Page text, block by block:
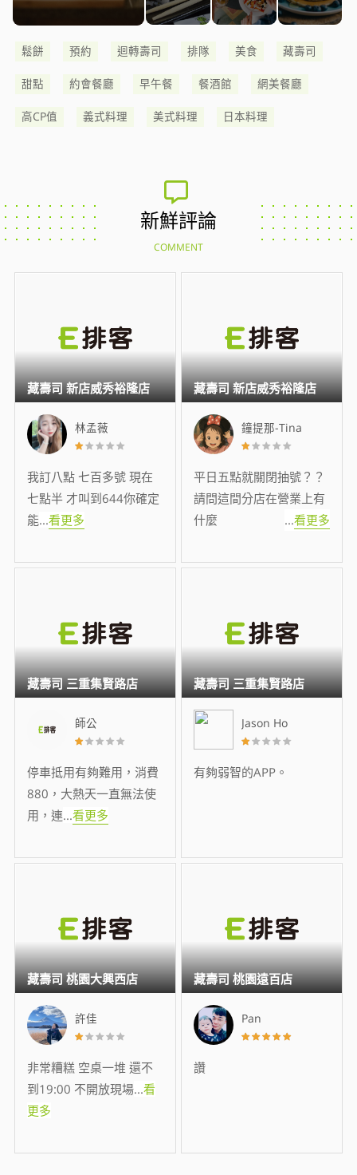
鬆餅 預約 迴轉壽司 排隊 美食 藏壽司
甜點 約會餐廳 早午餐 餐酒館 網美餐廳
高CP值 義式料理 美式料理 日本料理
新鮮評論
COMMENT
林孟薇
我訂八點 七百多號 現在
七點半 才叫到644你確定
能...看更多
藏壽司 新店威秀裕隆店
鐘提那-Tina
平日五點就關閉抽號？？
請問這間分店在營業上有
什麼
...看更多
藏壽司 新店威秀裕隆店
師公
停車抵用有夠難用，消費
880，大熱天一直無法使
用，連...看更多
藏壽司 三重集賢路店
Jason Ho
有夠弱智的APP。
藏壽司 三重集賢路店
許佳
非常糟糕 空桌一堆 還不
到19:00 不開放現場...看
更多
藏壽司 桃園大興西店
Pan
讚
藏壽司 桃園遠百店